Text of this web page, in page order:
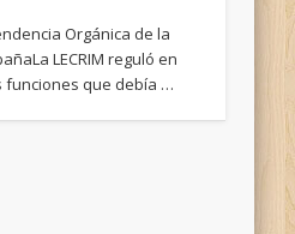
Orgánica de la
LECRIM reguló en
funciones que debía …